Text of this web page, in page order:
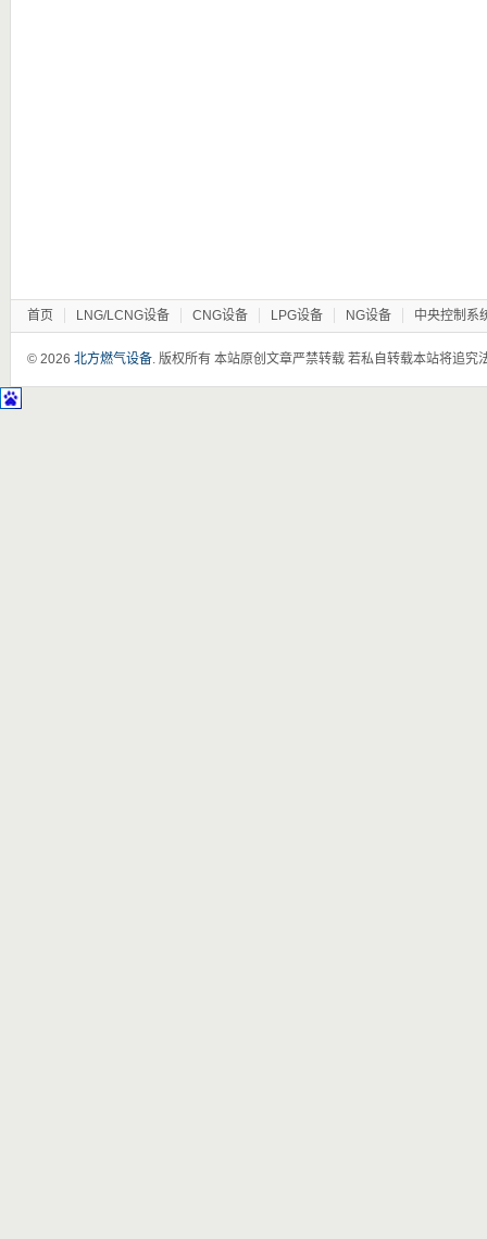
首页 LNG/LCNG设备 CNG设备 LPG设备 NG设备 中央控制系
© 2026 北方燃气设备. 版权所有 本站原创文章严禁转载 若私自转载本站将追究